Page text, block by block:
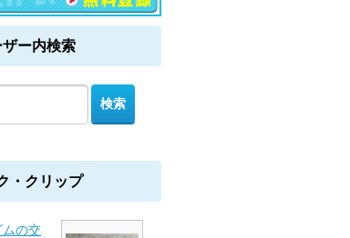
ー内検索
・クリップ
の交